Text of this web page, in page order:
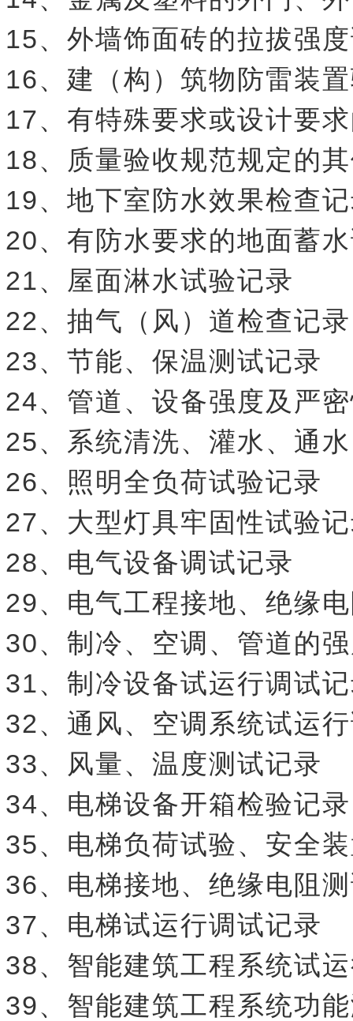
15、外墙饰面砖的拉拔强
16、建（构）筑物防雷装
17、有特殊要求或设计要
18、质量验收规范规定的
19、地下室防水效果检查
20、有防水要求的地面蓄
21、屋面淋水试验记录
22、抽气（风）道检查记录
23、节能、保温测试记录
24、管道、设备强度及严
25、系统清洗、灌水、通
26、照明全负荷试验记录
27、大型灯具牢固性试验
28、电气设备调试记录
29、电气工程接地、绝缘
30、制冷、空调、管道的
31、制冷设备试运行调试
32、通风、空调系统试运
33、风量、温度测试记录
34、电梯设备开箱检验记录
35、电梯负荷试验、安全
36、电梯接地、绝缘电阻
37、电梯试运行调试记录
38、智能建筑工程系统试
39、智能建筑工程系统功